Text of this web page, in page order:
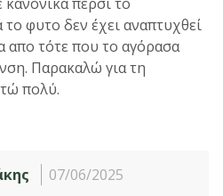
πέρσι το
φυτο δεν έχει αναπτυχθεί
απο τότε που το αγόρασα
Παρακαλώ για τη
πολύ.
07/06/2025